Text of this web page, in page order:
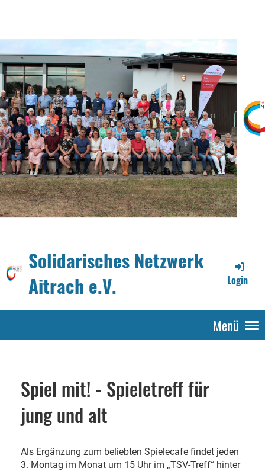
Solidarisches Netzwerk
Aitrach e.V.
Login
Menü
Spiel mit! - Spieletreff für
jung und alt
Als Ergänzung zum beliebten Spielecafe findet jeden
3. Montag im Monat um 15 Uhr im „TSV-Treff“ hinter